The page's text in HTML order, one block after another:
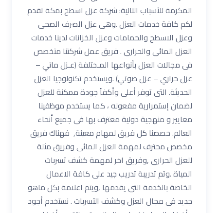
المكرمة للأسباب التالية: شركة عزل اسطح بمكة تقدم
لكم كافة خدمات العزل .وهى عزل الصرف الصحى
وعزل الاسطح والحمامات وعزل الخزانات لدينا خدمات
العزل المائى والحرارى . فريق عمل شركتنا متخصص
فى مجالات العزل بأنواعها المـختلفة (عـزل مائي –
عزل حراري – عزل صوتي) .ويستخدم تكنولوجيا العزل
الحديثة. التى توفر أعلى وأكفاً جودة ممكنة للعزل
لضمان إستمرارية مفعوله ، كما يستخدم موظفينا
معايير و منهجية دولية معترف بها فى جميع أنحاء
العالم. خصصنا كل فريق لمهام معينة, فهناك فريق
مخصص محترف لمهمة العزل المائى وفريق مثلة
للعزل الحرارى ,وفريق اخر لمهمة كشف تسربات
المياة .وتم تدريبة تدريب جيد على كافة الاعمال
الخاصة بالخدمة التى يقدمها ,ويتم اعلامة بكل ماهو
جديد فى مجال العزل وكشف التسربات . نستخدم أجود